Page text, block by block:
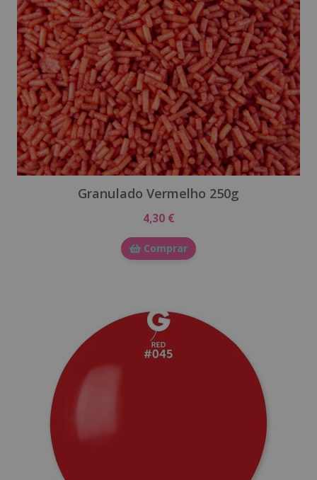
Granulado Vermelho 250g
4,30 €
Comprar